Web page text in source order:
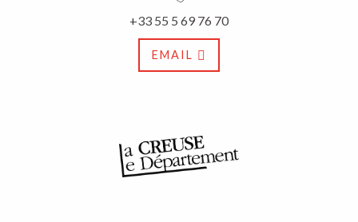
+33 55 5 69 76 70
EMAIL